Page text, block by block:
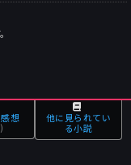
もある。
老後の不安には相当
提はもう成立しな
るケースが増えてい
本25.1％、アメリ
イツ7.4％。 日本は
想
他に見られてい
る小説